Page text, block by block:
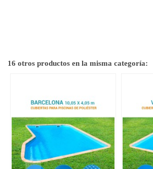
16 otros productos en la misma categoría: